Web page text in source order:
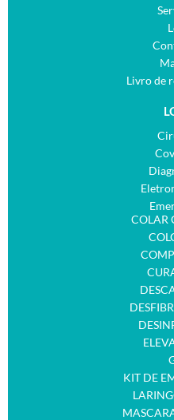
Livro de
COLAR
KIT DE